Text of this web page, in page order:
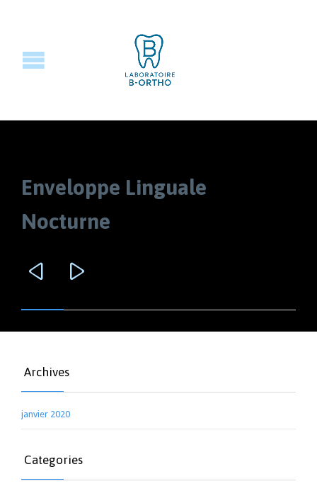
Enveloppe Linguale
Nocturne
 
Archives
janvier 2020
Categories